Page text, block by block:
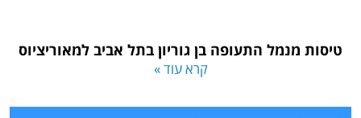
טיסות מנמל התעופה בן גוריון בתל אביב למאוריציוס
קרא עוד »